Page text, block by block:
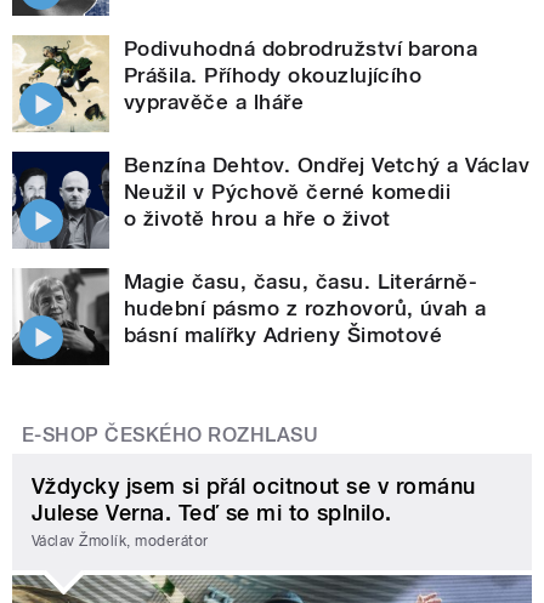
Podivuhodná dobrodružství barona
Prášila. Příhody okouzlujícího
vypravěče a lháře
Benzína Dehtov. Ondřej Vetchý a Václav
Neužil v Pýchově černé komedii
o životě hrou a hře o život
Magie času, času, času. Literárně-
hudební pásmo z rozhovorů, úvah a
básní malířky Adrieny Šimotové
E-SHOP ČESKÉHO ROZHLASU
Vždycky jsem si přál ocitnout se v románu
Julese Verna. Teď se mi to splnilo.
Václav Žmolík, moderátor